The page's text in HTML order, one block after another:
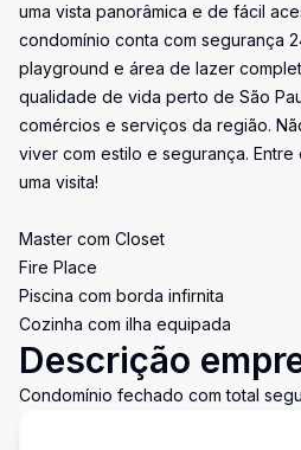
uma vista panorâmica e de fácil
condomínio conta com segurança
playground e área de lazer
qualidade de vida perto de São
comércios e serviços da região.
viver com estilo e segurança.
uma visita!
Master com Closet
Fire Place
Piscina com borda infirnita
Cozinha com ilha equipada
Descrição
Condomínio fechado com total